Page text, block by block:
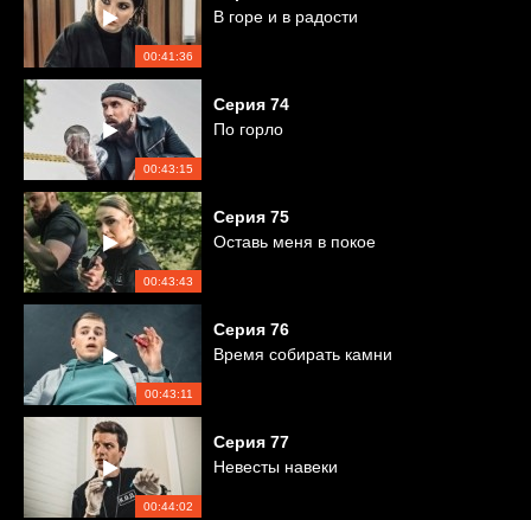
00:41:36
В горе и в радости
00:43:15
Серия 74
По горло
00:43:43
Серия 75
Оставь меня в покое
00:43:11
Серия 76
Время собирать камни
00:44:02
Серия 77
Невесты навеки